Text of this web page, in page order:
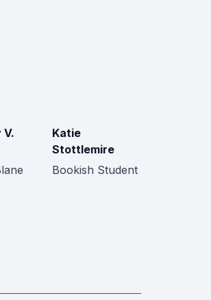
Katie
Stottlemire
Bookish Student